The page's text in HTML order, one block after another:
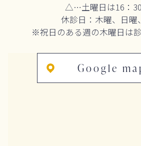
△…土曜日は16：
休診日：木曜、日曜
※祝日のある週の木曜日は
Google